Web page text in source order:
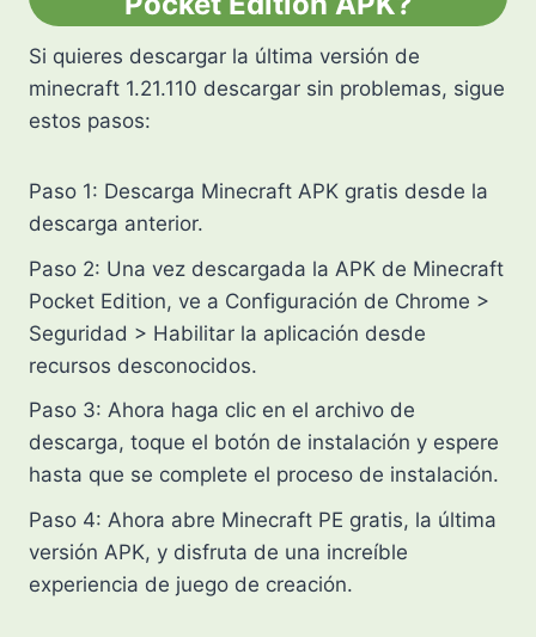
Si quieres descargar la última versión de
minecraft 1.21.110 descargar sin problemas, sigue
estos pasos:
Paso 1: Descarga Minecraft APK gratis desde la
descarga anterior.
Paso 2: Una vez descargada la APK de Minecraft
Pocket Edition, ve a Configuración de Chrome >
Seguridad > Habilitar la aplicación desde
recursos desconocidos.
Paso 3: Ahora haga clic en el archivo de
descarga, toque el botón de instalación y espere
hasta que se complete el proceso de instalación.
Paso 4: Ahora abre Minecraft PE gratis, la última
versión APK, y disfruta de una increíble
experiencia de juego de creación.